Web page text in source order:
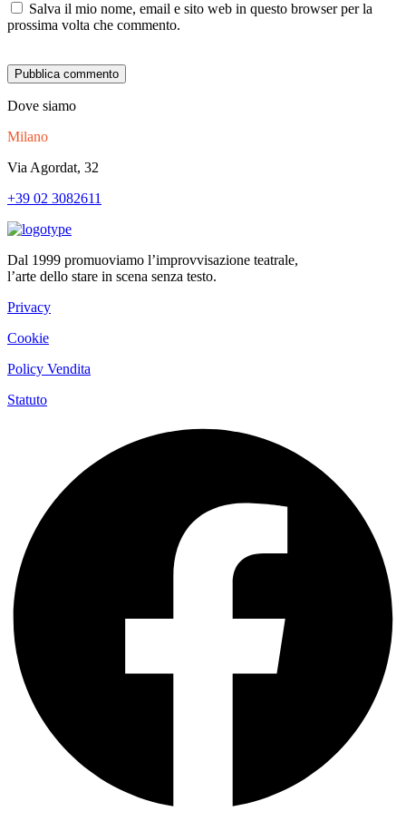
Salva il mio nome, email e sito web in questo browser per la
prossima volta che commento.
Dove siamo
Milano
Via Agordat, 32
+39 02 3082611
Dal 1999 promuoviamo l’improvvisazione teatrale,
l’arte dello stare in scena senza testo.
Privacy
Cookie
Policy Vendita
Statuto